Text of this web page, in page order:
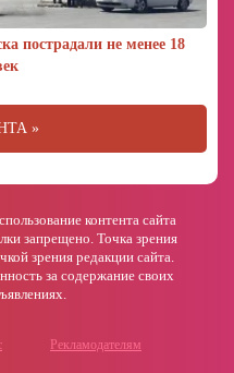
пострадали не менее 18
»
контента сайта
запрещено. Точка зрения
зрения редакции сайта.
за содержание своих
Рекламодателям